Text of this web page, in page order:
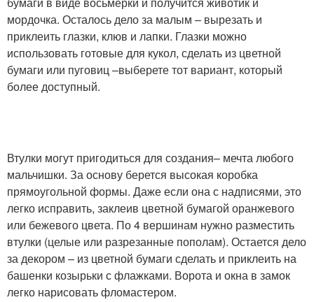
мордочка. Осталось дело за малым – вырезать и
приклеить глазки, клюв и лапки. Глазки можно
использовать готовые для кукол, сделать из цветной
бумаги или пуговиц –выберете тот вариант, который
более доступный.
Втулки могут пригодиться для создания– мечта любого
мальчишки. За основу берется высокая коробка
прямоугольной формы. Даже если она с надписями, это
легко исправить, заклеив цветной бумагой оранжевого
или бежевого цвета. По 4 вершинам нужно разместить
втулки (целые или разрезанные пополам). Остается дело
за декором – из цветной бумаги сделать и приклеить на
башенки козырьки с флажками. Ворота и окна в замок
легко нарисовать фломастером.